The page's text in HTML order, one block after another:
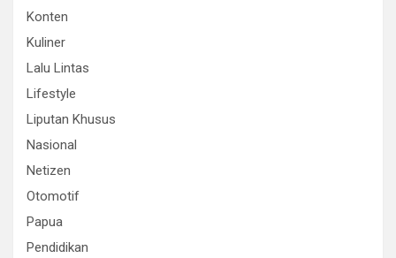
Konten
Kuliner
Lalu Lintas
Lifestyle
Liputan Khusus
Nasional
Netizen
Otomotif
Papua
Pendidikan